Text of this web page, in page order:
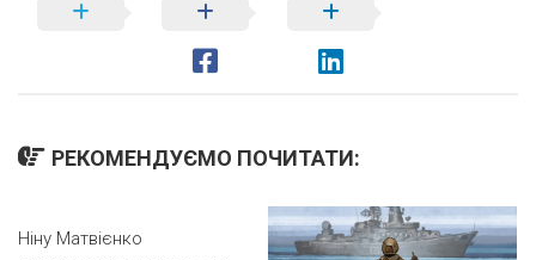
РЕКОМЕНДУЄМО ПОЧИТАТИ:
Ніну Матвієнко